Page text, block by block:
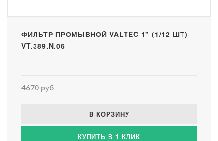
ФИЛЬТР ПРОМЫВНОЙ VALTEC 1" (1/12 ШТ)
VT.389.N.06
4670 руб
В КОРЗИНУ
КУПИТЬ В 1 КЛИК